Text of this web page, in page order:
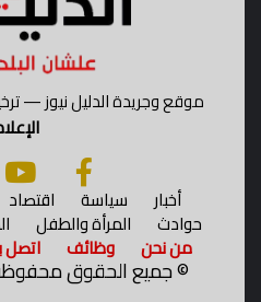
موقع وجريدة الدليل نيوز —
أخبار سياسة اقتصاد
حوادث المرأة والطفل
من نحن وظائف اتصل
©جميع الحقوق محفوظة